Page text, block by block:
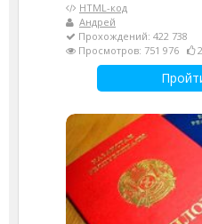
HTML-код
Андрей
Прохождений: 422 738
Просмотров: 751 976